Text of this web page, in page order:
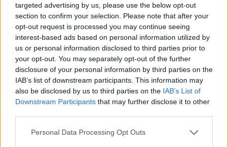
targeted advertising by us, please use the below opt-out
section to confirm your selection. Please note that after your
opt-out request is processed you may continue seeing
interest-based ads based on personal information utilized by
us or personal information disclosed to third parties prior to
your opt-out. You may separately opt-out of the further
disclosure of your personal information by third parties on the
IAB’s list of downstream participants. This information may
also be disclosed by us to third parties on the IAB’s List of
Downstream Participants that may further disclose it to other
Personal Data Processing Opt Outs
Bożena Janicka
Prezes Porozumienia Pracodawców Ochrony
Zdrowia
REKLAMA